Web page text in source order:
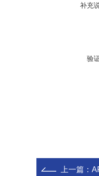
补充
验
上一篇：